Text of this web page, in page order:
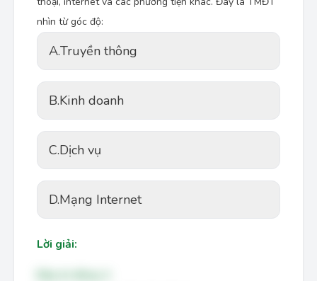
nhìn từ góc độ:
A.Truyền thông
B.Kinh doanh
C.Dịch vụ
D.Mạng Internet
Lời giải: